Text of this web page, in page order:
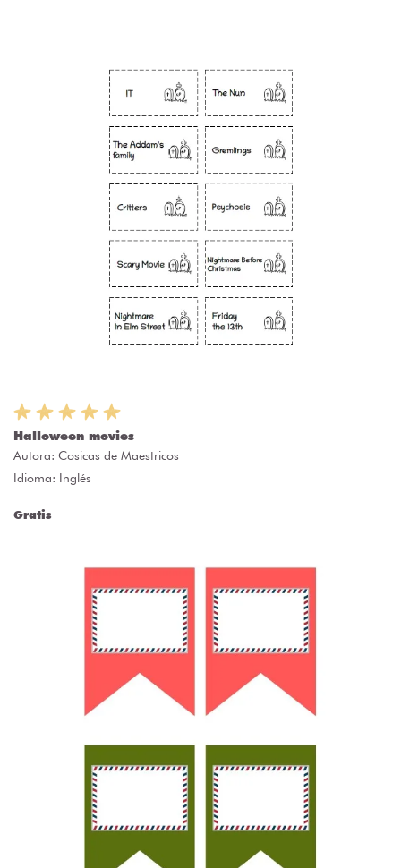
Halloween movies
Autora: Cosicas de Maestricos
Idioma: Inglés
Gratis